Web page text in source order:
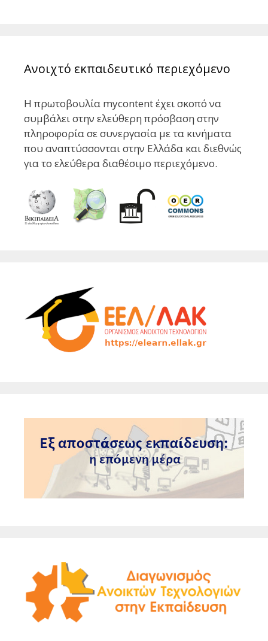
Ανοιχτό εκπαιδευτικό περιεχόμενο
Η πρωτοβουλία mycontent έχει σκοπό να
συμβάλει στην ελεύθερη πρόσβαση στην
πληροφορία σε συνεργασία με τα κινήματα
που αναπτύσσονται στην Ελλάδα και διεθνώς
για το ελεύθερα διαθέσιμο περιεχόμενο.